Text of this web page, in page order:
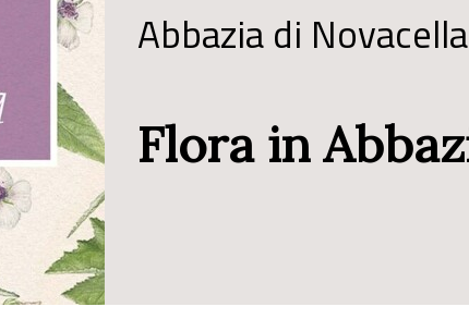
Abbazia di Novacella
Flora in